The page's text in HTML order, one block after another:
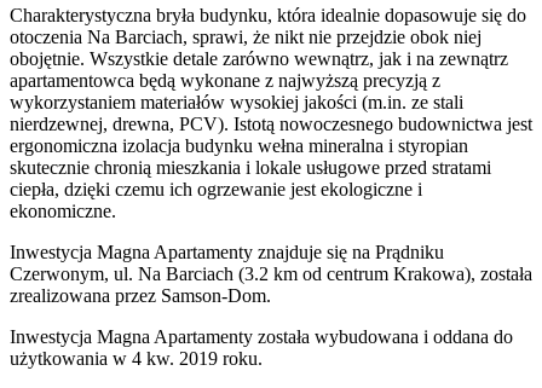
Charakterystyczna bryła budynku, która idealnie dopasowuje się do
otoczenia Na Barciach, sprawi, że nikt nie przejdzie obok niej
obojętnie. Wszystkie detale zarówno wewnątrz, jak i na zewnątrz
apartamentowca będą wykonane z najwyższą precyzją z
wykorzystaniem materiałów wysokiej jakości (m.in. ze stali
nierdzewnej, drewna, PCV). Istotą nowoczesnego budownictwa jest
ergonomiczna izolacja budynku wełna mineralna i styropian
skutecznie chronią mieszkania i lokale usługowe przed stratami
ciepła, dzięki czemu ich ogrzewanie jest ekologiczne i
ekonomiczne.
Inwestycja Magna Apartamenty znajduje się na Prądniku
Czerwonym, ul. Na Barciach (3.2 km od centrum Krakowa), została
zrealizowana przez Samson-Dom.
Inwestycja Magna Apartamenty została wybudowana i oddana do
użytkowania w 4 kw. 2019 roku.